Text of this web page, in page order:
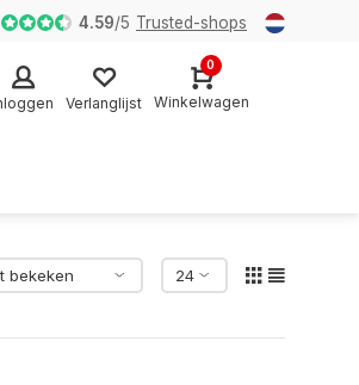
4.59/5 Trusted-shops
Verlanglijst
0
Winkelwagen